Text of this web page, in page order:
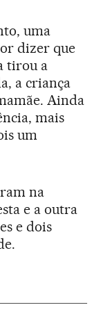
uma
dizer que
tirou a
a criança
Ainda
mais
um
na
e a outra
e dois